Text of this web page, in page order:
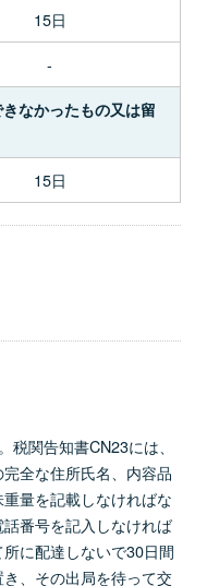
15日
-
なかったもの又は留
15日
関告知書CN23には、
全な住所氏名、内容品
量を記載しなければな
番号を記入しなければ
に配達しないで30日間
、その出局を待って交